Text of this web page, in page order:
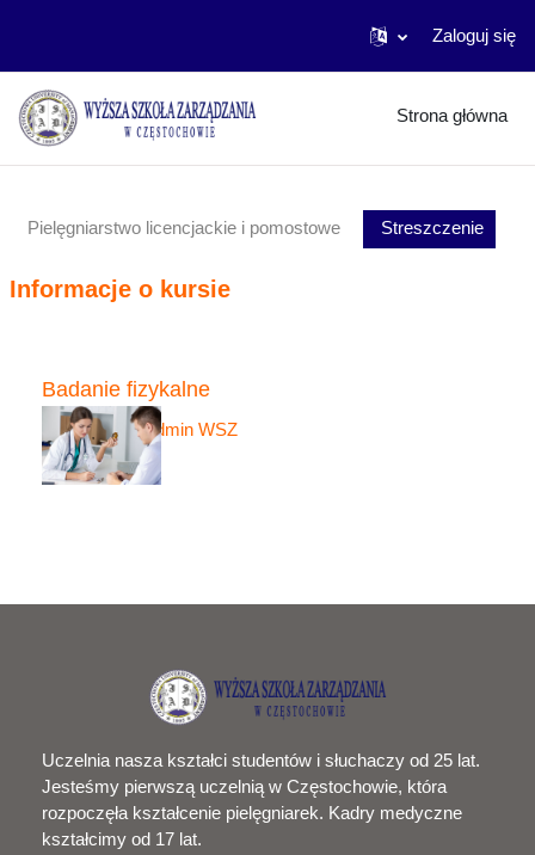
Zaloguj się
Strona główna
Pielęgniarstwo licencjackie i pomostowe Streszczenie
Informacje o kursie
Badanie fizykalne
Nauczyciel:Admin WSZ
Uczelnia nasza kształci studentów i słuchaczy od 25 lat.
Jesteśmy pierwszą uczelnią w Częstochowie, która
rozpoczęła kształcenie pielęgniarek. Kadry medyczne
kształcimy od 17 lat.